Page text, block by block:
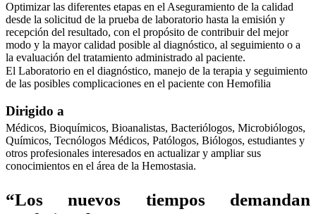
Optimizar las diferentes etapas en el Aseguramiento de la calidad
desde la solicitud de la prueba de laboratorio hasta la emisión y
recepción del resultado, con el propósito de contribuir del mejor
modo y la mayor calidad posible al diagnóstico, al seguimiento o a
la evaluación del tratamiento administrado al paciente.
El Laboratorio en el diagnóstico, manejo de la terapia y seguimiento
de las posibles complicaciones en el paciente con Hemofilia
Dirigido a
Médicos, Bioquímicos, Bioanalistas, Bacteriólogos, Microbiólogos,
Químicos, Tecnólogos Médicos, Patólogos, Biólogos, estudiantes y
otros profesionales interesados en actualizar y ampliar sus
conocimientos en el área de la Hemostasia.
“Los nuevos tiempos demandan